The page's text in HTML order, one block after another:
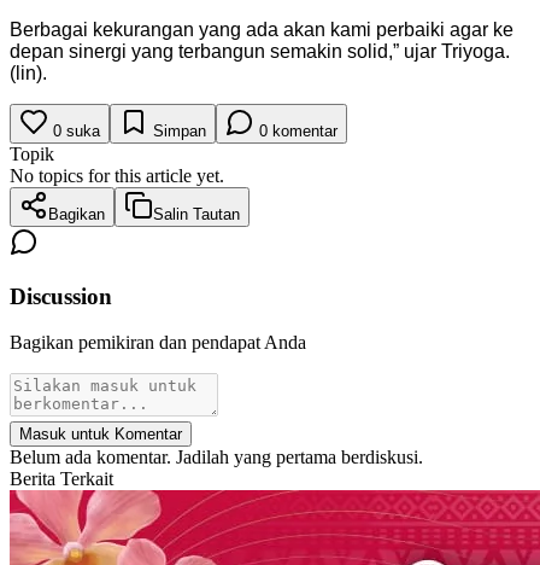
Berbagai kekurangan yang ada akan kami perbaiki agar ke
depan sinergi yang terbangun semakin solid,” ujar Triyoga.
(lin).
0 suka Simpan 0 komentar
Topik
No topics for this article yet.
Bagikan Salin Tautan
Discussion
Bagikan pemikiran dan pendapat Anda
Masuk untuk Komentar
Belum ada komentar. Jadilah yang pertama berdiskusi.
Berita Terkait